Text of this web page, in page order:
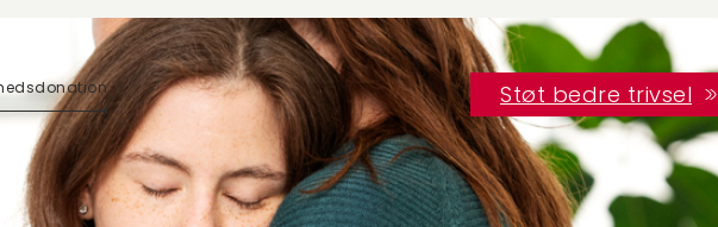
Støt bedre trivsel